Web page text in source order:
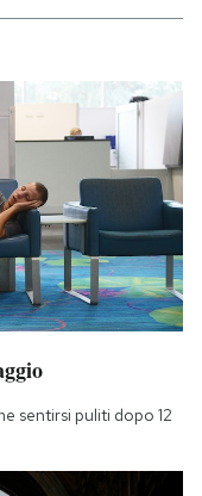
sentirsi puliti dopo 12